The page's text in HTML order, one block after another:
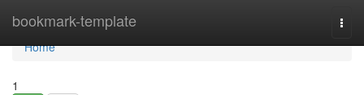
bookmark-template
Home
Home
1